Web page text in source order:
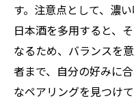
す。注意点として、濃
日本酒を多用すると、
なるため、バランスを
者まで、自分の好みに
なペアリングを見つけて